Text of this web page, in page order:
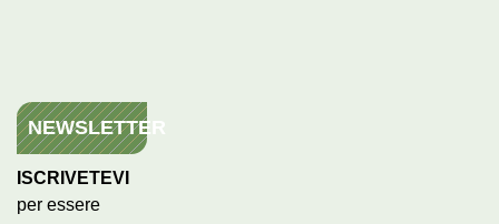
NEWSLETTER
ISCRIVETEVI
per essere